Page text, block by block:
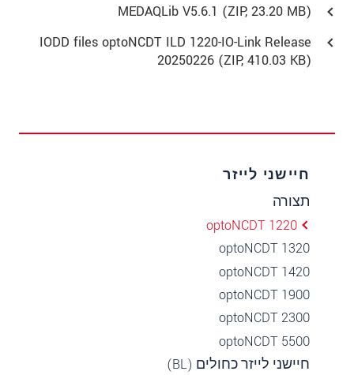
MEDAQLib V5.6.1 (ZIP, 23.20 MB)
IODD files optoNCDT ILD 1220-IO-Link Release
20250226 (ZIP, 410.03 KB)
חיישני לייזר
תצורה
optoNCDT 1220
optoNCDT 1320
optoNCDT 1420
optoNCDT 1900
optoNCDT 2300
optoNCDT 5500
חיישני לייזר כחולים (BL)